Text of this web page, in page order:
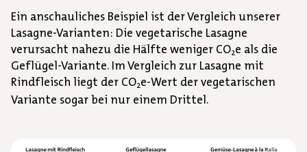
Ein anschauliches Beispiel ist der Vergleich unserer
Lasagne-Varianten: Die vegetarische Lasagne
verursacht nahezu die Hälfte weniger CO2e als die
Geflügel-Variante. Im Vergleich zur Lasagne mit
Rindfleisch liegt der CO2e-Wert der vegetarischen
Variante sogar bei nur einem Drittel.